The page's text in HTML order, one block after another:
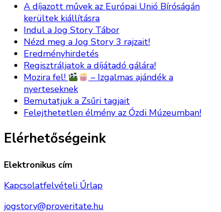
A díjazott művek az Európai Unió Bíróságán
kerültek kiállításra
Indul a Jog Story Tábor
Nézd meg a Jog Story 3 rajzait!
Eredményhirdetés
Regisztráljatok a díjátadó gálára!
Mozira fel!
– Izgalmas ajándék a
nyerteseknek
Bemutatjuk a Zsűri tagjait
Felejthetetlen élmény az Ózdi Múzeumban!
Elérhetőségeink
Elektronikus cím
Kapcsolatfelvételi Űrlap
jogstory@proveritate.hu